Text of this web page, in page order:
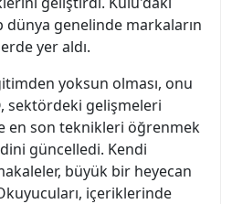
dünya genelinde markaların
yer aldı.
yoksun olması, onu
sektördeki gelişmeleri
en son teknikleri öğrenmek
güncelledi. Kendi
büyük bir heyecan
içeriklerinde